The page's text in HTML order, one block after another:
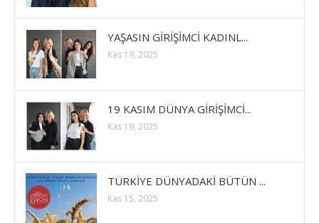
YAŞASIN GİRİŞİMCİ KADINL...
Kas 19, 2025
19 KASIM DÜNYA GİRİŞİMCİ...
Kas 19, 2025
TÜRKİYE DÜNYADAKİ BÜTÜN ...
Kas 15, 2025